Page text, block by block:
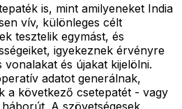
is, mint amilyeneket India
vív, különleges célt
tesztelik egymást, és
igyekeznek érvényre
és újakat kijelölni.
adatot generálnak,
a következő csetepatét - vagy
A szövetségesek